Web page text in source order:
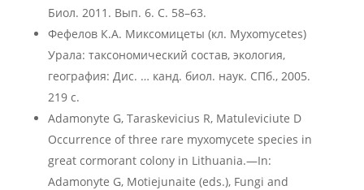
Биол. 2011. Вып. 6. С. 58–63.
Фефелов К.А. Миксомицеты (кл. Myxomycetes)
Урала: таксономический состав, экология,
география: Дис. … канд. биол. наук. СПб., 2005.
219 с.
Adamonyte G, Taraskevicius R, Matuleviciute D
Occurrence of three rare myxomycete species in
great cormorant colony in Lithuania.—In:
Adamonyte G, Motiejunaite (eds.), Fungi and